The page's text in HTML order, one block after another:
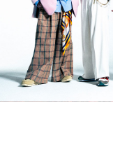
YouTube
BLOG
Facebook
Twitter
DPC